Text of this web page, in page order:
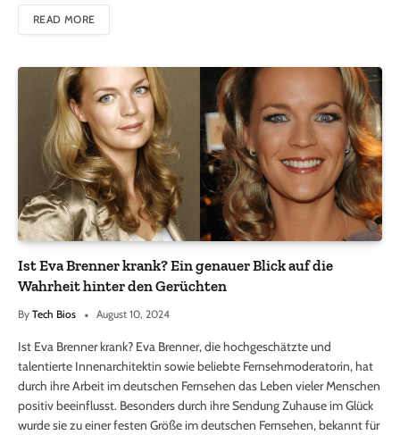
READ MORE
Ist Eva Brenner krank? Ein genauer Blick auf die
Wahrheit hinter den Gerüchten
By Tech Bios August 10, 2024
Ist Eva Brenner krank? Eva Brenner, die hochgeschätzte und
talentierte Innenarchitektin sowie beliebte Fernsehmoderatorin, hat
durch ihre Arbeit im deutschen Fernsehen das Leben vieler Menschen
positiv beeinflusst. Besonders durch ihre Sendung Zuhause im Glück
wurde sie zu einer festen Größe im deutschen Fernsehen, bekannt für